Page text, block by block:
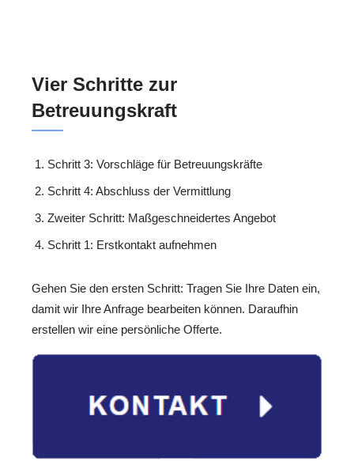
Vier Schritte zur
Betreuungskraft
Schritt 3: Vorschläge für Betreuungskräfte
Schritt 4: Abschluss der Vermittlung
Zweiter Schritt: Maßgeschneidertes Angebot
Schritt 1: Erstkontakt aufnehmen
Gehen Sie den ersten Schritt: Tragen Sie Ihre Daten ein,
damit wir Ihre Anfrage bearbeiten können. Daraufhin
erstellen wir eine persönliche Offerte.